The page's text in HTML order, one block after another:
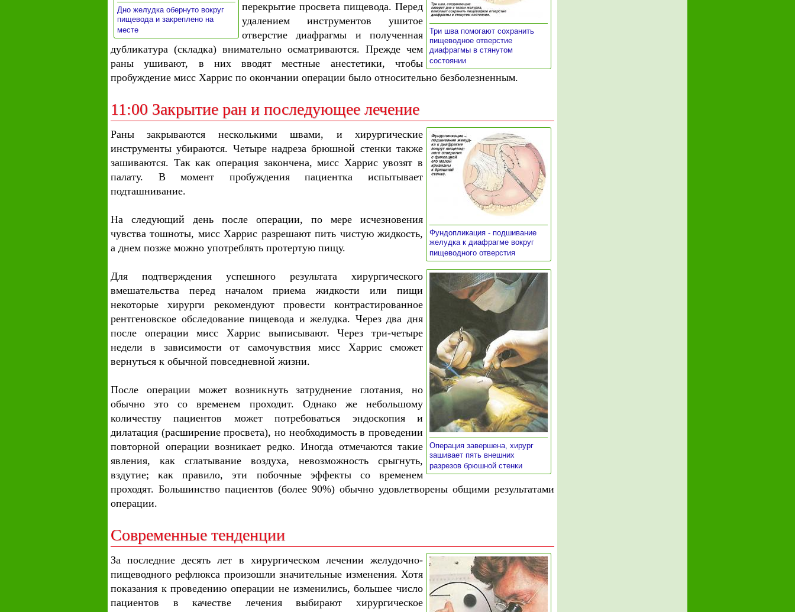
Дно желудка обернуто вокруг
пищевода и закреплено на
месте
Три шва помогают сохранить
пищеводное отверстие
диафрагмы в стянутом
состоянии
перекрытие просвета пищевода. Перед
удалением инструментов ушитое
отверстие диафрагмы и полученная
дубликатура (складка) внимательно осматриваются. Прежде чем
раны ушивают, в них вводят местные анестетики, чтобы
пробуждение мисс Харрис по окончании операции было относительно безболезненным.
11:00 Закрытие ран и последующее лечение
Фундопликация - подшивание
желудка к диафрагме вокруг
пищеводного отверстия
Раны закрываются несколькими швами, и хирургические
инструменты убираются. Четыре надреза брюшной стенки также
зашиваются. Так как операция закончена, мисс Харрис увозят в
палату. В момент пробуждения пациентка испытывает
подташнивание.
На следующий день после операции, по мере исчезновения
чувства тошноты, мисс Харрис разрешают пить чистую жидкость,
а днем позже можно употреблять протертую пищу.
Операция завершена, хирург
зашивает пять внешних
разрезов брюшной стенки
Для подтверждения успешного результата хирургического
вмешательства перед началом приема жидкости или пищи
некоторые хирурги рекомендуют провести контрастированное
рентгеновское обследование пищевода и желудка. Через два дня
после операции мисс Харрис выписывают. Через три-четыре
недели в зависимости от самочувствия мисс Харрис сможет
вернуться к обычной повседневной жизни.
После операции может возникнуть затруднение глотания, но
обычно это со временем проходит. Однако же небольшому
количеству пациентов может потребоваться эндоскопия и
дилатация (расширение просвета), но необходимость в проведении
повторной операции возникает редко. Иногда отмечаются такие
явления, как сглатывание воздуха, невозможность срыгнуть,
вздутие; как правило, эти побочные эффекты со временем
проходят. Большинство пациентов (более 90%) обычно удовлетворены общими результатами
операции.
Современные тенденции
За последние десять лет в хирургическом лечении желудочно-
пищеводного рефлюкса произошли значительные изменения. Хотя
показания к проведению операции не изменились, большее число
пациентов в качестве лечения выбирают хирургическое